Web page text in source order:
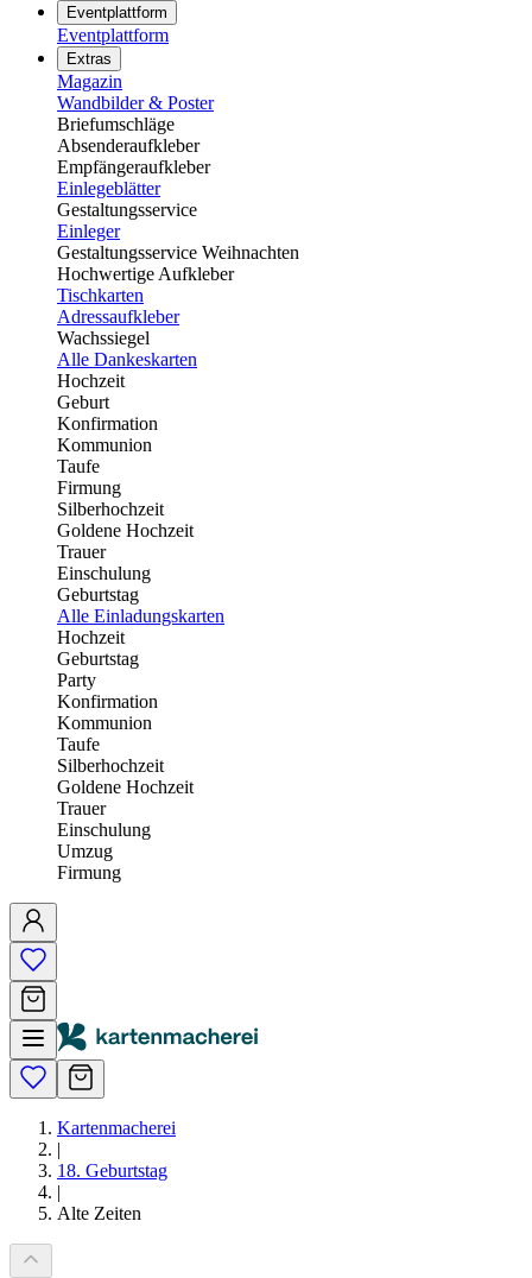
Eventplattform
Eventplattform
Extras
Magazin
Wandbilder & Poster
Briefumschläge
Absenderaufkleber
Empfängeraufkleber
Einlegeblätter
Gestaltungsservice
Einleger
Gestaltungsservice Weihnachten
Hochwertige Aufkleber
Tischkarten
Adressaufkleber
Wachssiegel
Alle Dankeskarten
Hochzeit
Geburt
Konfirmation
Kommunion
Taufe
Firmung
Silberhochzeit
Goldene Hochzeit
Trauer
Einschulung
Geburtstag
Alle Einladungskarten
Hochzeit
Geburtstag
Party
Konfirmation
Kommunion
Taufe
Silberhochzeit
Goldene Hochzeit
Trauer
Einschulung
Umzug
Firmung
Kartenmacherei
|
18. Geburtstag
|
Alte Zeiten